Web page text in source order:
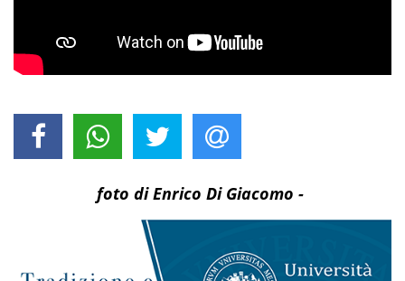
foto di Enrico Di Giacomo -